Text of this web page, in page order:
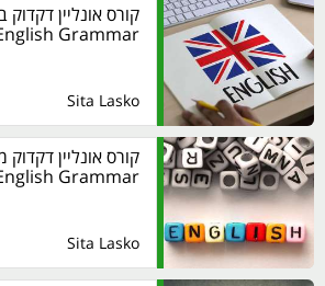
קורס אונליין
Grammar
Sita Lasko
קורס אונליין
Grammar
Sita Lasko